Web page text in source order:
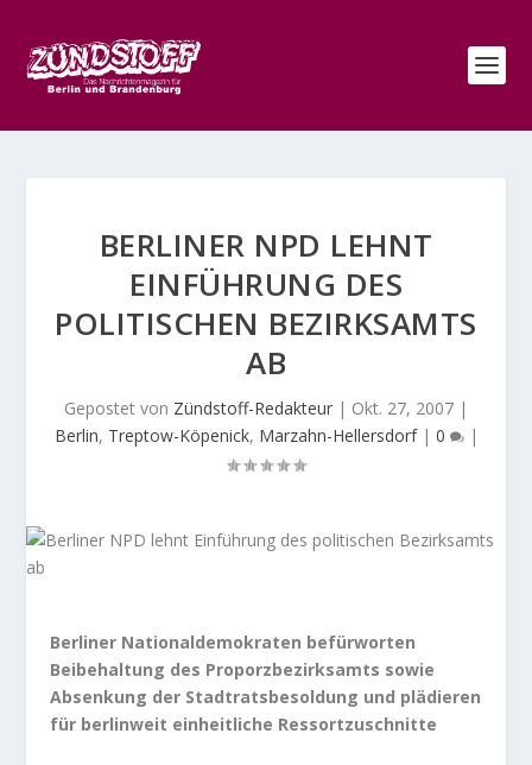
BERLINER NPD LEHNT
EINFÜHRUNG DES
POLITISCHEN BEZIRKSAMTS
AB
Gepostet von Zündstoff-Redakteur | Okt. 27, 2007 |
Berlin, Treptow-Köpenick, Marzahn-Hellersdorf| 0 |
Berliner Nationaldemokraten befürworten
Beibehaltung des Proporzbezirksamts sowie
Absenkung der Stadtratsbesoldung und plädieren
für berlinweit einheitliche Ressortzuschnitte